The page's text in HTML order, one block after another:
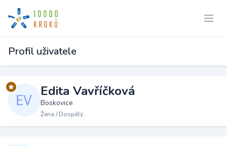
Profil uživatele
Edita Vavříčková
Boskovice
Žena / Dospělý